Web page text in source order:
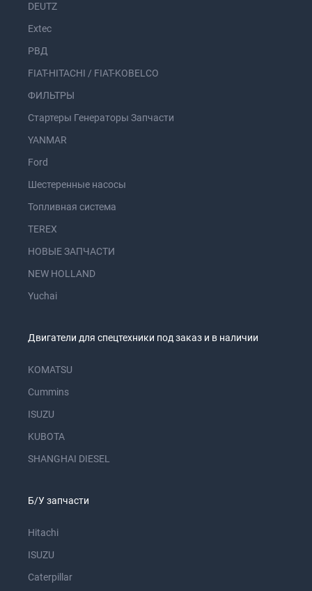
DEUTZ
Extec
РВД
FIAT-HITACHI / FIAT-KOBELCO
ФИЛЬТРЫ
Стартеры Генераторы Запчасти
YANMAR
Ford
Шестеренные насосы
Топливная система
TEREX
НОВЫЕ ЗАПЧАСТИ
NEW HOLLAND
Yuchai
Двигатели для спецтехники под заказ и в наличии
KOMATSU
Cummins
ISUZU
KUBOTA
SHANGHAI DIESEL
Б/У запчасти
Hitachi
ISUZU
Caterpillar